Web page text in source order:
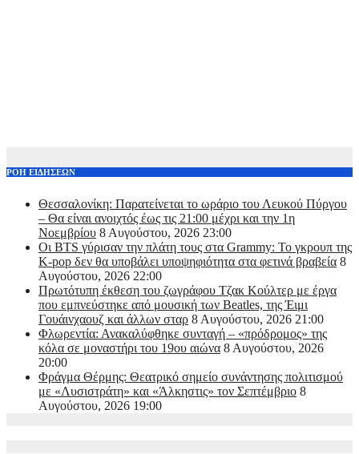
ΡΟΗ ΕΙΔΗΣΕΩΝ
Θεσσαλονίκη: Παρατείνεται το ωράριο του Λευκού Πύργου
– Θα είναι ανοιχτός έως τις 21:00 μέχρι και την 1η
Νοεμβρίου 8 Αυγούστου, 2026 23:00
Οι BTS γύρισαν την πλάτη τους στα Grammy: Το γκρουπ της
K-pop δεν θα υποβάλει υποψηφιότητα στα φετινά βραβεία 8
Αυγούστου, 2026 22:00
Πρωτότυπη έκθεση του ζωγράφου Τζακ Κούλτερ με έργα
που εμπνεύστηκε από μουσική των Beatles, της Έιμι
Γουάινχαουζ και άλλων σταρ 8 Αυγούστου, 2026 21:00
Φλωρεντία: Ανακαλύφθηκε συνταγή – «πρόδρομος» της
κόλα σε μοναστήρι του 19ου αιώνα 8 Αυγούστου, 2026
20:00
Φράγμα Θέρμης: Θεατρικό σημείο συνάντησης πολιτισμού
με «Λυσιστράτη» και «Άλκηστις» τον Σεπτέμβριο 8
Αυγούστου, 2026 19:00